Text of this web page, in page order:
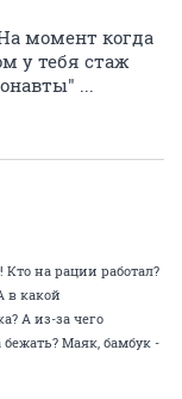
момент когда
у тебя стаж
...
Кто на рации работал?
в какой
А из-за чего
Маяк, бамбук -